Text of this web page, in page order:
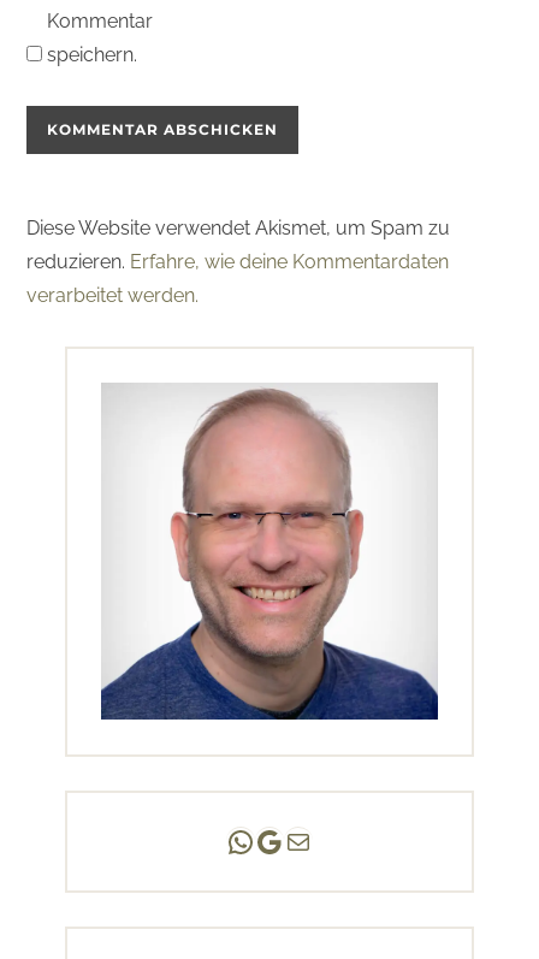
Kommentar
speichern.
Diese Website verwendet Akismet, um Spam zu
reduzieren. Erfahre, wie deine Kommentardaten
verarbeitet werden.
Andreas Scholz | (HPP)
Praxis Adlershof
E-Mail an mich ...